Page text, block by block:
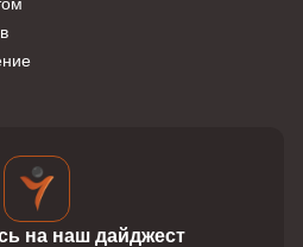
на наш дайджест